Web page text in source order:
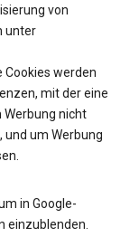
von
unter
Cookies werden
mit der eine
nicht
und um Werbung
in Google-
einzublenden.